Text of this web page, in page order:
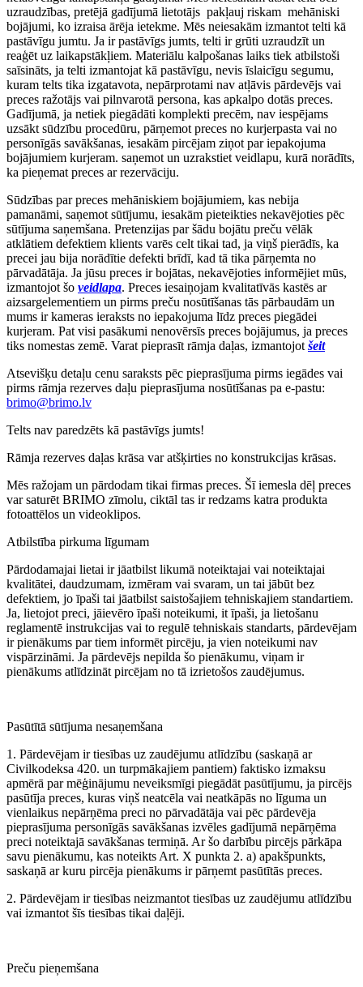
uzraudzības, pretējā gadījumā lietotājs pakļauj riskam mehāniski
bojājumi, ko izraisa ārēja ietekme. Mēs neiesakām izmantot telti kā
pastāvīgu jumtu. Ja ir pastāvīgs jumts, telti ir grūti uzraudzīt un
reaģēt uz laikapstākļiem. Materiālu kalpošanas laiks tiek atbilstoši
saīsināts, ja telti izmantojat kā pastāvīgu, nevis īslaicīgu segumu,
kuram telts tika izgatavota, nepārprotami nav atļāvis pārdevējs vai
preces ražotājs vai pilnvarotā persona, kas apkalpo dotās preces.
Gadījumā, ja netiek piegādāti komplekti precēm, nav iespējams
uzsākt sūdzību procedūru, pārņemot preces no kurjerpasta vai no
personīgās savākšanas, iesakām pircējam ziņot par iepakojuma
bojājumiem kurjeram. saņemot un uzrakstiet veidlapu, kurā norādīts,
ka pieņemat preces ar rezervāciju.
Sūdzības par preces mehāniskiem bojājumiem, kas nebija
pamanāmi, saņemot sūtījumu, iesakām pieteikties nekavējoties pēc
sūtījuma saņemšana. Pretenzijas par šādu bojātu preču vēlāk
atklātiem defektiem klients varēs celt tikai tad, ja viņš pierādīs, ka
precei jau bija norādītie defekti brīdī, kad tā tika pārņemta no
pārvadātāja. Ja jūsu preces ir bojātas, nekavējoties informējiet mūs,
izmantojot šo veidlapa. Preces iesaiņojam kvalitatīvās kastēs ar
aizsargelementiem un pirms preču nosūtīšanas tās pārbaudām un
mums ir kameras ieraksts no iepakojuma līdz preces piegādei
kurjeram. Pat visi pasākumi nenovērsīs preces bojājumus, ja preces
tiks nomestas zemē. Varat pieprasīt rāmja daļas, izmantojot šeit
Atsevišķu detaļu cenu saraksts pēc pieprasījuma pirms iegādes vai
pirms rāmja rezerves daļu pieprasījuma nosūtīšanas pa e-pastu:
brimo@brimo.lv
Telts nav paredzēts kā pastāvīgs jumts!
Rāmja rezerves daļas krāsa var atšķirties no konstrukcijas krāsas.
Mēs ražojam un pārdodam tikai firmas preces. Šī iemesla dēļ preces
var saturēt BRIMO zīmolu, ciktāl tas ir redzams katra produkta
fotoattēlos un videoklipos.
Atbilstība pirkuma līgumam
Pārdodamajai lietai ir jāatbilst likumā noteiktajai vai noteiktajai
kvalitātei, daudzumam, izmēram vai svaram, un tai jābūt bez
defektiem, jo īpaši tai jāatbilst saistošajiem tehniskajiem standartiem.
Ja, lietojot preci, jāievēro īpaši noteikumi, it īpaši, ja lietošanu
reglamentē instrukcijas vai to regulē tehniskais standarts, pārdevējam
ir pienākums par tiem informēt pircēju, ja vien noteikumi nav
vispārzināmi. Ja pārdevējs nepilda šo pienākumu, viņam ir
pienākums atlīdzināt pircējam no tā izrietošos zaudējumus.
Pasūtītā sūtījuma nesaņemšana
1. Pārdevējam ir tiesības uz zaudējumu atlīdzību (saskaņā ar
Civilkodeksa 420. un turpmākajiem pantiem) faktisko izmaksu
apmērā par mēģinājumu neveiksmīgi piegādāt pasūtījumu, ja pircējs
pasūtīja preces, kuras viņš neatcēla vai neatkāpās no līguma un
vienlaikus nepārņēma preci no pārvadātāja vai pēc pārdevēja
pieprasījuma personīgās savākšanas izvēles gadījumā nepārņēma
preci noteiktajā savākšanas termiņā. Ar šo darbību pircējs pārkāpa
savu pienākumu, kas noteikts Art. X punkta 2. a) apakšpunkts,
saskaņā ar kuru pircēja pienākums ir pārņemt pasūtītās preces.
2. Pārdevējam ir tiesības neizmantot tiesības uz zaudējumu atlīdzību
vai izmantot šīs tiesības tikai daļēji.
Preču pieņemšana